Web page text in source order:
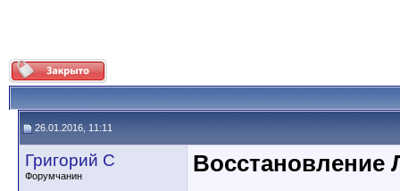
26.01.2016, 11:11
Григорий С
Форумчанин
Восстановление